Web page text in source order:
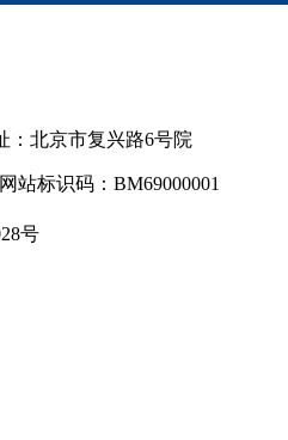
北京市复兴路6号院
站标识码：BM69000001
号